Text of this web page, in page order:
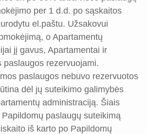
per 1 d.d. po sąskaitos
el.paštu. Užsakovui
o Apartamentų
jį gavus, Apartamentai ir
paslaugos rezervuojami.
paslaugos nebuvo rezervuotos
dėl jų suteikimo galimybės
administraciją. Šiais
paslaugų suteikimą
iš karto po Papildomų